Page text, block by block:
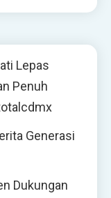
Lepas
Penuh
Generasi
Dukungan